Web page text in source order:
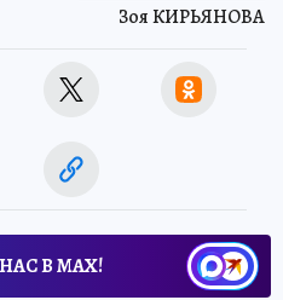
Зоя КИРЬЯНОВА
В МАХ!